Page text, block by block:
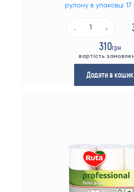
рулону в упаковці 17
- +
310грн
вартість
Додати в кошик